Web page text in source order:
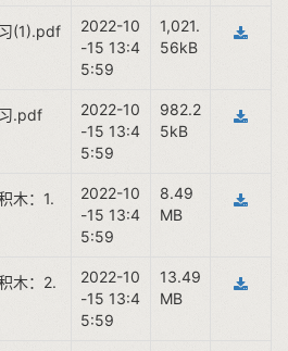
(1).pdf
2022-10
-15 13:4
5:59
1,021.
56kB
.pdf
2022-10
-15 13:4
5:59
982.2
5kB
木：1.
2022-10
-15 13:4
5:59
8.49
MB
木：2.
2022-10
-15 13:4
5:59
13.49
MB